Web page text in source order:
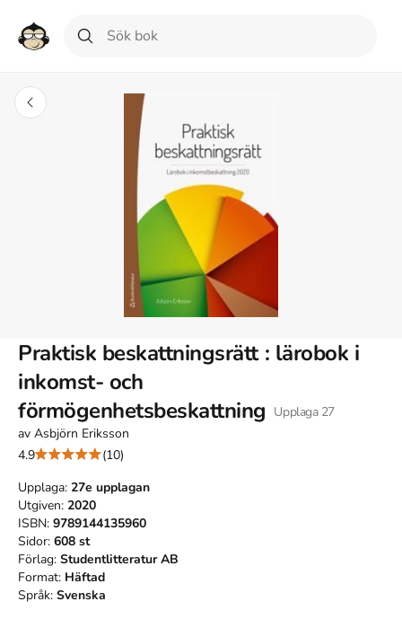
Praktisk beskattningsrätt : lärobok i
inkomst- och
förmögenhetsbeskattning Upplaga 27
av Asbjörn Eriksson
4.9
(10)
Upplaga: 27e upplagan
Utgiven: 2020
ISBN: 9789144135960
Sidor: 608 st
Förlag: Studentlitteratur AB
Format: Häftad
Språk: Svenska